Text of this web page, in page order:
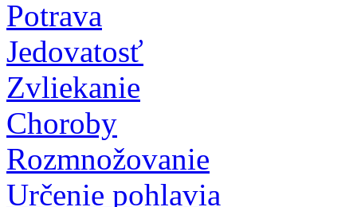
Potrava
Jedovatosť
Zvliekanie
Choroby
Rozmnožovanie
Určenie pohlavia